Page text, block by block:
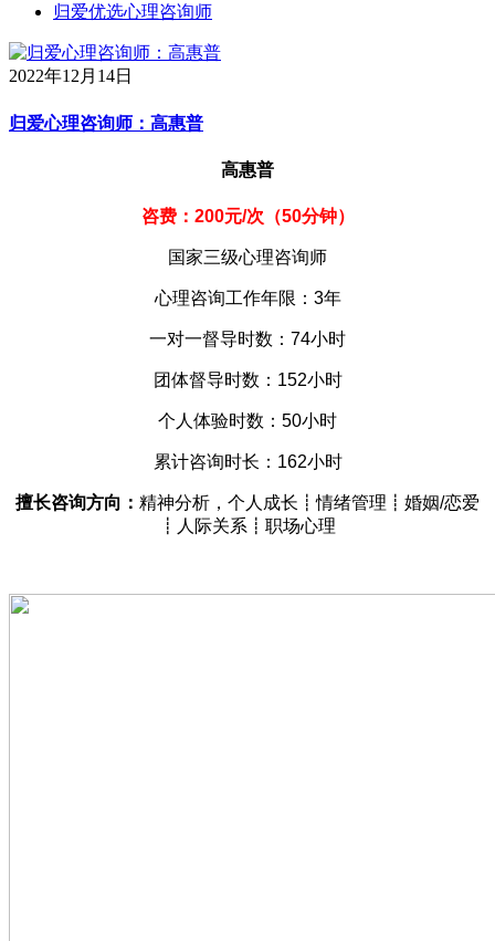
归爱优选心理咨询师
2022年12月14日
归爱心理咨询师：高惠普
高惠普
咨费：200元/次（50分钟）
国家三级心理咨询师
心理咨询工作年限：3年
一对一督导时数：74小时
团体督导时数：152小时
个人体验时数：50小时
累计咨询时长：162小时
擅长咨询方向： 精神分析， 个人成长┋情绪管理┋婚姻/恋爱
┋人际关系┋职场心理